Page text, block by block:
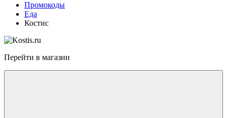
Промокоды
Еда
Костис
Перейти в магазин